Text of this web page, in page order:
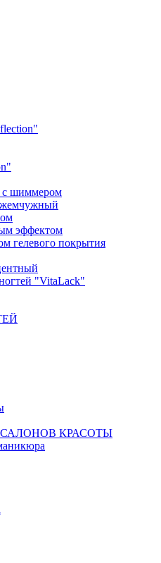
с шиммером
жемчужный
эффектом
гелевого покрытия
"VitaLack"
КРАСОТЫ